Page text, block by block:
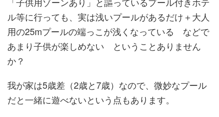
ル等に行っても、実は浅いプールがあるだけ＋大人
用の25mプールの端っこが浅くなっている などで
あまり子供が楽しめない ということありません
か？
我が家は5歳差（2歳と7歳）なので、微妙なプール
だと一緒に遊べないという点もあります。